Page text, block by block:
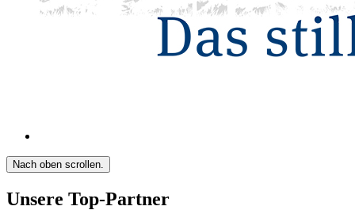
Nach oben scrollen.
Unsere Top-Partner